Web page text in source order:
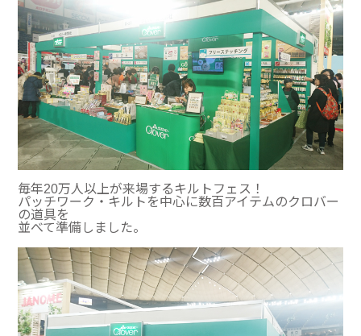
毎年20万人以上が来場するキルトフェス！
パッチワーク・キルトを中心に数百アイテムのクロバー
の道具を
並べて準備しました。